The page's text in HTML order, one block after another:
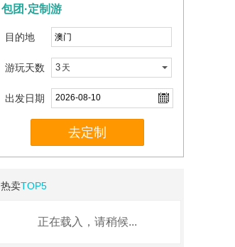
包团·定制游
目的地
游玩天数 3 天
出发日期
去定制
热卖TOP5
正在载入，请稍候...